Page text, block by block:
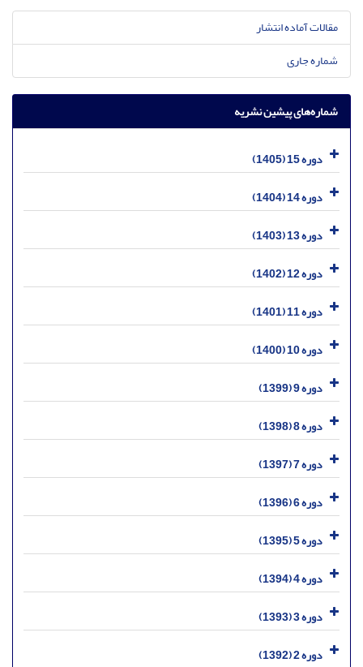
مقالات آماده انتشار
شماره جاری
شماره‌های پیشین نشریه
دوره 15 (1405)
دوره 14 (1404)
دوره 13 (1403)
دوره 12 (1402)
دوره 11 (1401)
دوره 10 (1400)
دوره 9 (1399)
دوره 8 (1398)
دوره 7 (1397)
دوره 6 (1396)
دوره 5 (1395)
دوره 4 (1394)
دوره 3 (1393)
دوره 2 (1392)